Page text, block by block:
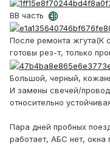
ВВ часть
После ремонта жгута(К
готовы рез-т, только
Большой, черный,
И замены свечей/
относительно
Пара дней пробных
работает, АБС нет, окна